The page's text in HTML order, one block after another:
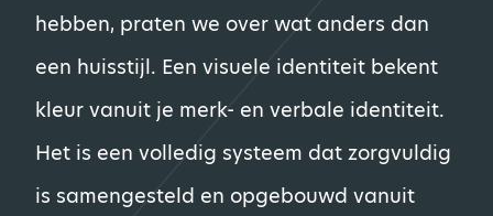
hebben, praten we over wat anders dan
een huisstijl. Een visuele identiteit bekent
kleur vanuit je merk- en verbale identiteit.
Het is een volledig systeem dat zorgvuldig
is samengesteld en opgebouwd vanuit